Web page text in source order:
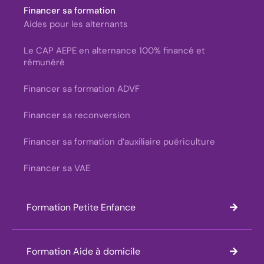
Financer sa formation
Aides pour les alternants
Le CAP AEPE en alternance 100% financé et
rémunéré
Financer sa formation ADVF
Financer sa reconversion
Financer sa formation d’auxiliaire puériculture
Financer sa VAE
Formation Petite Enfance
Formation Aide à domicile